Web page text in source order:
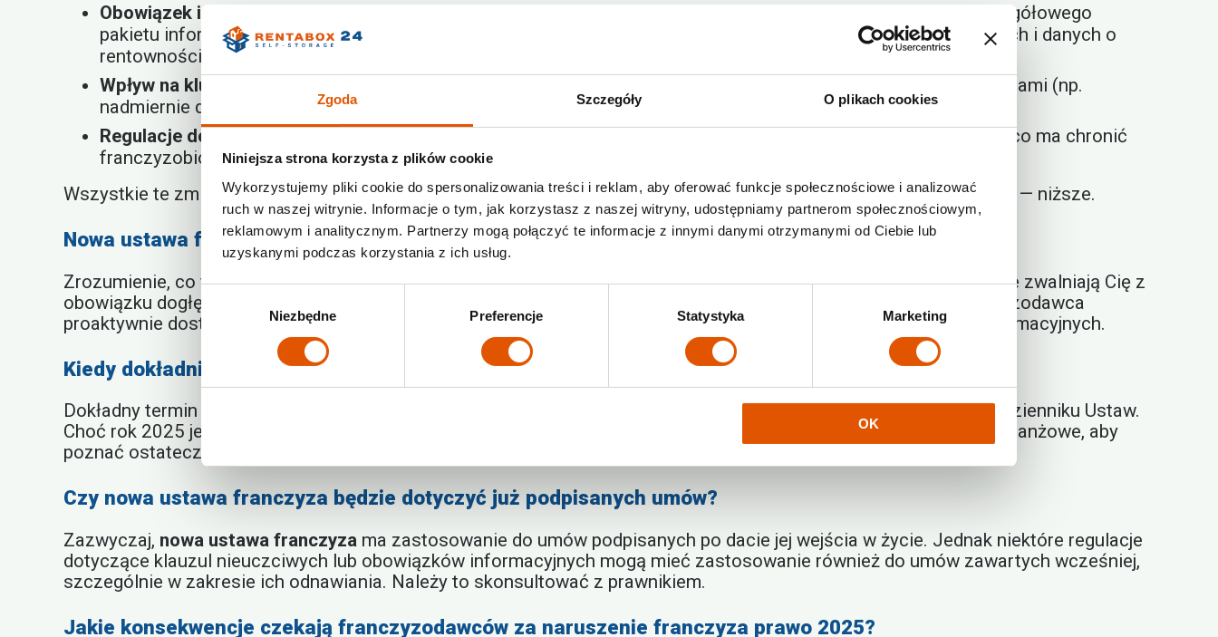
Zgoda Szczegóły O plikach cookies
Niniejsza strona korzysta z plików cookie
Wykorzystujemy pliki cookie do spersonalizowania treści i reklam, aby oferować funkcje społecznościowe i analizować
ruch w naszej witrynie. Informacje o tym, jak korzystasz z naszej witryny, udostępniamy partnerom społecznościowym,
reklamowym i analitycznym. Partnerzy mogą połączyć te informacje z innymi danymi otrzymanymi od Ciebie lub
uzyskanymi podczas korzystania z ich usług.
zgody
Niezbędne Preferencje Statystyka Marketing
OK
Obowiązek informacyjny:
Franczyzodawcy prawdopodobnie będą zobowiązani do dostarczenia bardziej szczegółowego
pakietu informacji (ujawnienia) przed podpisaniem
, w tym dokładnych prognoz finansowych i danych o
rentowności sieci.
Wpływ na kluczowe zapisy umów:
Wprowadzenie zapisów chroniących przed nadmiernie restrykcyjnymi klauzulami (np.
nadmiernie długim i szerokim zakazem konkurencji po zakończeniu współpracy).
Regulacje dotyczące rozwiązania umowy:
Wprowadzenie bardziej sprawiedliwych zasad wypowiadania umów, co ma chronić
franczyzobiorców przed nieuzasadnionymi i natychmiastowymi zerwaniami współpracy.
Wszystkie te zmiany mają sprawić, żefranczyza prawo 2025będzie bardziej zrównoważone, a ryzyko dla inwestora — niższe.
Nowa ustawa franczyza a Twoja due diligence
Zrozumienie, co faktycznie wnosinowa ustawa franczyza, jest kluczowe dla Twojejdue diligence. Nowe przepisy nie zwalniają Cię z
obowiązku dogłębnej analizy umowy, ale dają Ci silniejsze narzędzia do jej weryfikacji. Warto sprawdzić, czy franczyzodawca
proaktywnie dostosowuje się do nowych standardów przejrzystości i czy nie próbuje omijać nowych wymogów informacyjnych.
Kiedy dokładnie zacznie obowiązywać nowa ustawa franczyza?
Dokładny termin wejścia w życie przepisów
zależy od procesu legislacyjnego i publikacji w Dzienniku Ustaw.
Choć rok 2025 jest prognozowanym okresem dla kluczowych zmian, zawsze należy śledzić komunikaty rządowe i branżowe, aby
poznać ostateczną datę, po której
Czy nowa ustawa franczyza będzie dotyczyć już podpisanych umów?
Zazwyczaj, nowa ustawa franczyza ma zastosowanie do umów podpisanych po dacie jej wejścia w życie. Jednak niektóre regulacje
dotyczące klauzul nieuczciwych lub obowiązków informacyjnych mogą mieć zastosowanie również do umów zawartych wcześniej,
szczególnie w zakresie ich odnawiania. Należy to skonsultować z prawnikiem.
Jakie konsekwencje czekają franczyzodawców za naruszenie franczyza prawo 2025?